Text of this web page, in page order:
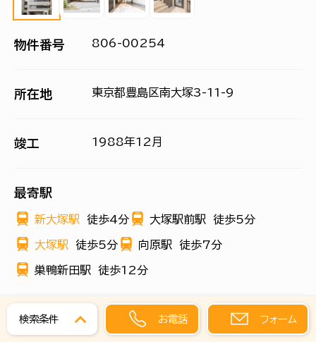
物件番号 806-00254
所在地 東京都豊島区南大塚3-11-9
竣工 1988年12月
最寄駅
新大塚駅 徒歩4分 大塚駅前駅 徒歩5分
大塚駅 徒歩5分 向原駅 徒歩7分
巣鴨新田駅 徒歩12分
階数 面積 賃料(共益費含む) 検討 詳細
検索条件 お電話 フォーム